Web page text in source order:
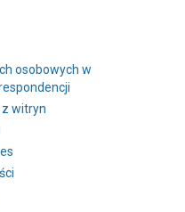
osobowych w
witryn